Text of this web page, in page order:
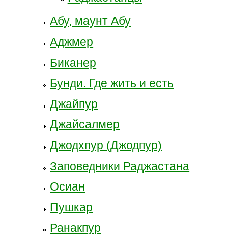
Абу, маунт Абу
Аджмер
Биканер
Бунди. Где жить и есть
Джайпур
Джайсалмер
Джодхпур (Джодпур)
Заповедники Раджастана
Осиан
Пушкар
Ранакпур